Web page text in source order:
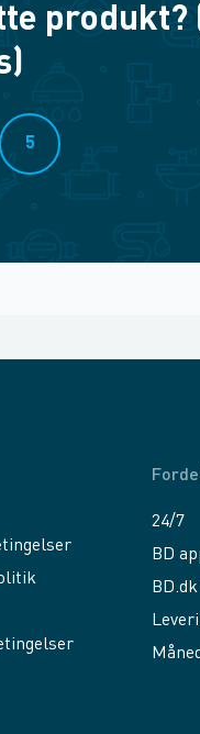
produkt?
5
24/7
BD